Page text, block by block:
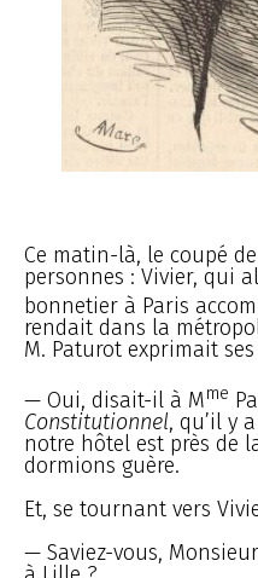
Ce matin-là, le coupé
personnes : Vivier, qui
bonnetier à Paris
rendait dans la
M. Paturot exprimait
— Oui, disait-il à Mme
Constitutionnel, qu’il y
notre hôtel est près de
dormions guère.
Et, se tournant vers
— Saviez-vous,